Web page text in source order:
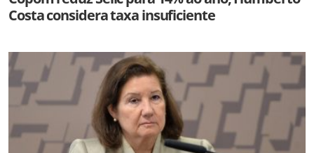
Costa considera taxa insuficiente